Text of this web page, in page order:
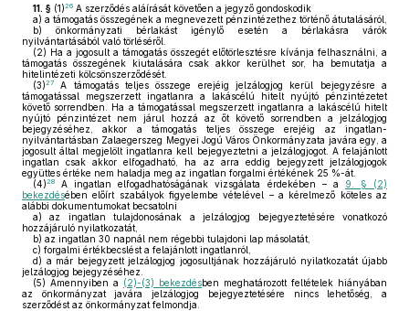
11. § (1)26 A szerződés aláírását követően a jegyző gondoskodik
a) a támogatás összegének a megnevezett pénzintézethez történő átutalásáról,
b) önkormányzati bérlakást igénylő esetén a bérlakásra várók
nyilvántartásából való törléséről.
(2) Ha a jogosult a támogatás összegét előtörlesztésre kívánja felhasználni, a
támogatás összegének kiutalására csak akkor kerülhet sor, ha bemutatja a
hitelintézeti kölcsönszerződését.
(3)27
A támogatás teljes összege erejéig jelzálogjog kerül bejegyzésre a
támogatással megszerzett ingatlanra a lakáscélú hitelt nyújtó pénzintézetet
követő sorrendben. Ha a támogatással megszerzett ingatlanra a lakáscélú hitelt
nyújtó pénzintézet nem járul hozzá az őt követő sorrendben a jelzálogjog
bejegyzéséhez, akkor a támogatás teljes összege erejéig az ingatlan-
nyilvántartásban Zalaegerszeg Megyei Jogú Város Önkormányzata javára egy, a
jogosult által megjelölt ingatlanra kell bejegyeztetni a jelzálogjogot. A felajánlott
ingatlan csak akkor elfogadható, ha az arra eddig bejegyzett jelzálogjogok
együttes értéke nem haladja meg az ingatlan forgalmi értékének 25 %-át.
(4)28 A ingatlan elfogadhatóságának vizsgálata érdekében – a 9. § (2)
bekezdésében előírt szabályok figyelembe vételével – a kérelmező köteles az
alábbi dokumentumokat becsatolni
a) az ingatlan tulajdonosának a jelzálogjog bejegyeztetésére vonatkozó
hozzájáruló nyilatkozatát,
b) az ingatlan 30 napnál nem régebbi tulajdoni lap másolatát,
c) forgalmi értékbecslést a felajánlott ingatlanról,
d) a már bejegyzett jelzálogjog jogosultjának hozzájáruló nyilatkozatát újabb
jelzálogjog bejegyzéséhez.
(5) Amennyiben a (2)-(3) bekezdésben meghatározott feltételek hiányában
az önkormányzat javára jelzálogjog bejegyeztetésére nincs lehetőség, a
szerződést az önkormányzat felmondja.